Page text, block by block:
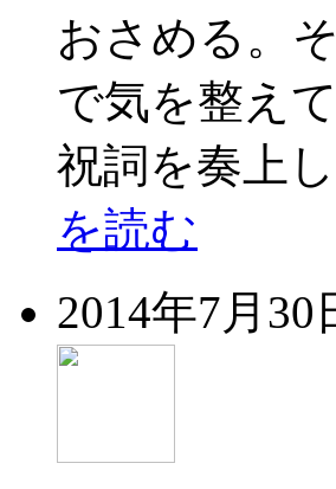
おさめる。
で気を整え
祝詞を奏上
を読む
2014年7月30